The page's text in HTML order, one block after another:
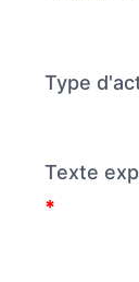
Type
Texte
*